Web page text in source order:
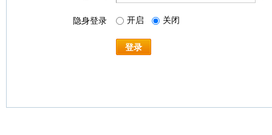
隐身登录 开启 关闭
登录